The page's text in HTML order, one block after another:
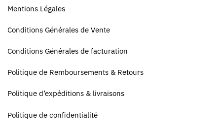
Mentions Légales
Conditions Générales de Vente
Conditions Générales de facturation
Politique de Remboursements & Retours
Politique d’expéditions & livraisons
Politique de confidentialité